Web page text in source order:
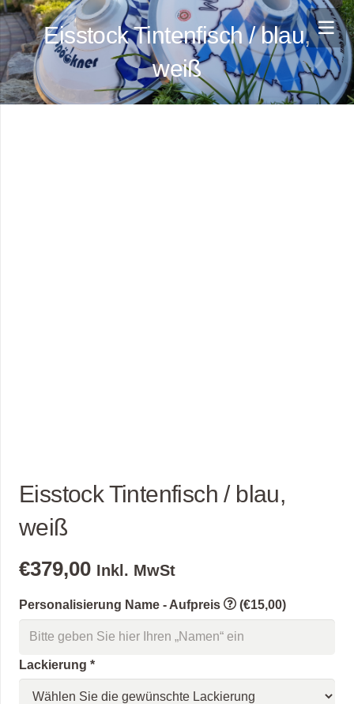
Eisstock Tintenfisch / blau,
weiß
Eisstock Tintenfisch / blau,
weiß
€379,00 Inkl. MwSt
Personalisierung Name - Aufpreis (€15,00)
Lackierung *